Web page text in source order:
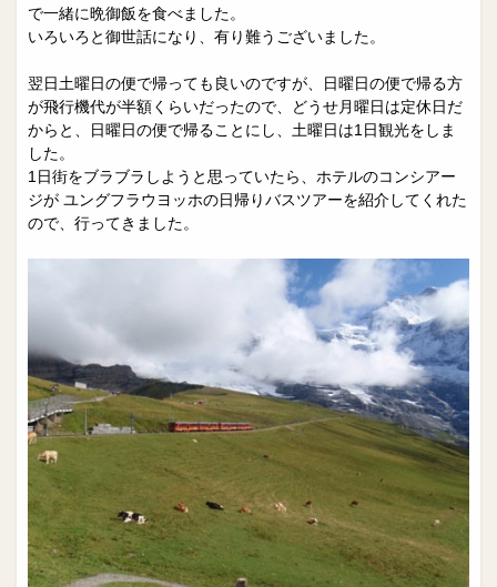
で一緒に晩御飯を食べました。
いろいろと御世話になり、有り難うございました。
翌日土曜日の便で帰っても良いのですが、日曜日の便で帰る方
が飛行機代が半額くらいだったので、どうせ月曜日は定休日だ
からと、日曜日の便で帰ることにし、土曜日は1日観光をしま
した。
1日街をブラブラしようと思っていたら、ホテルのコンシアー
ジが ユングフラウヨッホの日帰りバスツアーを紹介してくれた
ので、行ってきました。